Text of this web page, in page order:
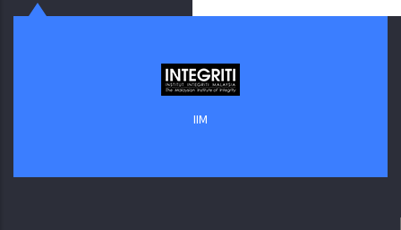
IIM